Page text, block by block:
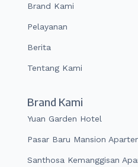
Brand Kami
Pelayanan
Berita
Tentang Kami
Brand Kami
Yuan Garden Hotel
Pasar Baru Mansion
Santhosa Kemanggisan